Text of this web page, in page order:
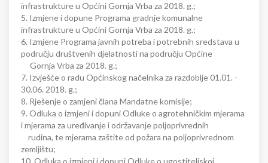
infrastrukture u Općini Gornja Vrba za 2018. g.;
5. Izmjene i dopune Programa gradnje komunalne
infrastrukture u Općini Gornja Vrba za 2018. g.;
6. Izmjene Programa javnih potreba i potrebnih sredstava u
području društvenih djelatnosti na području Općine
Gornja Vrba za 2018. g.;
7. Izvješće o radu Općinskog načelnika za razdoblje 01.01. -
30.06. 2018. g.;
8. Rješenje o zamjeni člana Mandatne komisije;
9. Odluka o izmjeni i dopuni Odluke o agrotehničkim mjerama
i mjerama za uređivanje i održavanje poljoprivrednih
rudina, te mjerama zaštite od požara na poljoprivrednom
zemljištu;
10. Odluka o izmjeni i dopuni Odluke o ugostiteljskoj